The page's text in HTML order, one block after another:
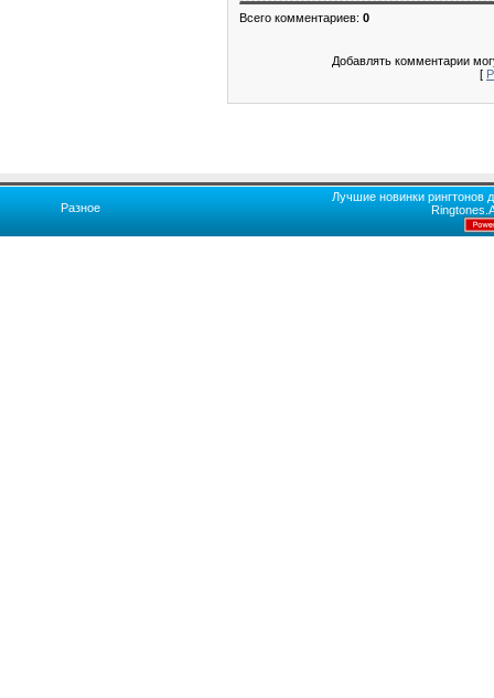
Всего комментариев: 0
Добавлять комментарии
[
Разное
Лучшие новинки рингтонов